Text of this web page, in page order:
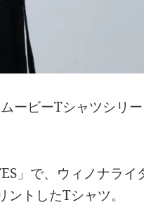
ービーTシャツシリ
」で、ウィノナライ
トしたTシャツ。